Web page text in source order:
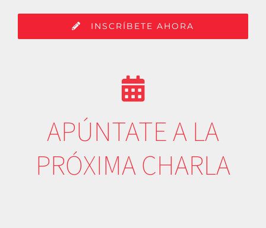
INSCRÍBETE AHORA
APÚNTATE A LA
PRÓXIMA CHARLA